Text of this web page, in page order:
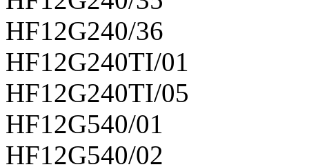
HF12G240/36
HF12G240TI/01
HF12G240TI/05
HF12G540/01
HF12G540/02